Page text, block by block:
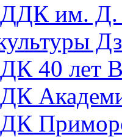
им. Д.
40 лет